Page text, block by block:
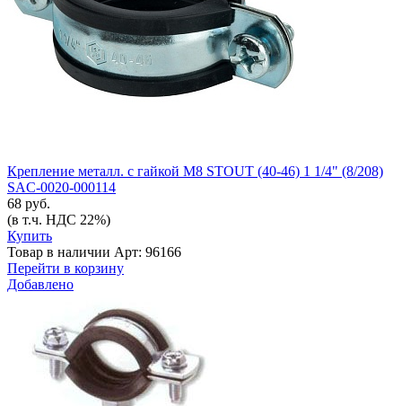
Крепление металл. с гайкой М8 STOUT (40-46) 1 1/4" (8/208)
SAC-0020-000114
68 руб.
(в т.ч. НДС 22%)
Купить
Товар в наличии Арт: 96166
Перейти в корзину
Добавлено